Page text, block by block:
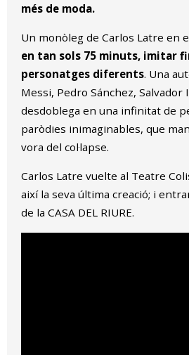
més de moda.
Un monòleg de Carlos Latre en
en tan sols 75 minuts, imitar
personatges diferents. Una
Messi, Pedro Sánchez, Salvador
desdoblega en una infinitat de
paròdies inimaginables, que
vora del col·lapse.
Carlos Latre vuelte al Teatre
així la seva última creació; i
de la CASA DEL RIURE.